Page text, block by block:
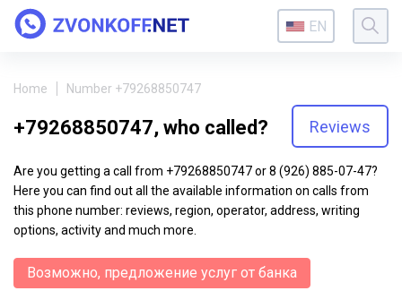
EN
Home Number +79268850747
+79268850747, who called? Reviews
Are you getting a call from +79268850747 or 8 (926) 885-07-47?
Here you can find out all the available information on calls from
this phone number: reviews, region, operator, address, writing
options, activity and much more.
Возможно, предложение услуг от банка